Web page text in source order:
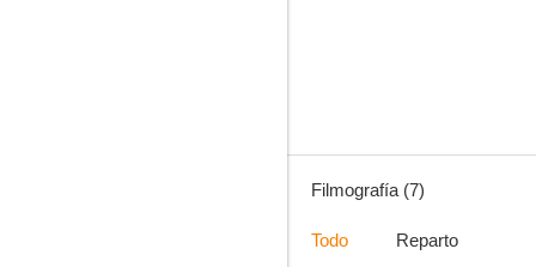
Filmografía (7)
Todo Reparto